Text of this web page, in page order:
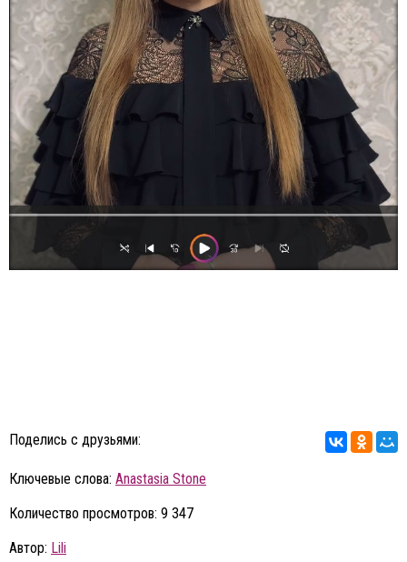
Поделись с друзьями:
Ключевые слова: Anastasia Stone
Количество просмотров: 9 347
Автор: Lili